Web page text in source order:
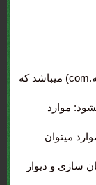
*پوکه سیاه نوعی *پوکه معدنی (پوکه.com) میباشد که
موارد
میتوان
سازی و دیوار